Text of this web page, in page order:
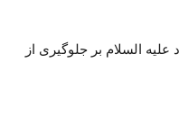
السلام بر جلوگیری از